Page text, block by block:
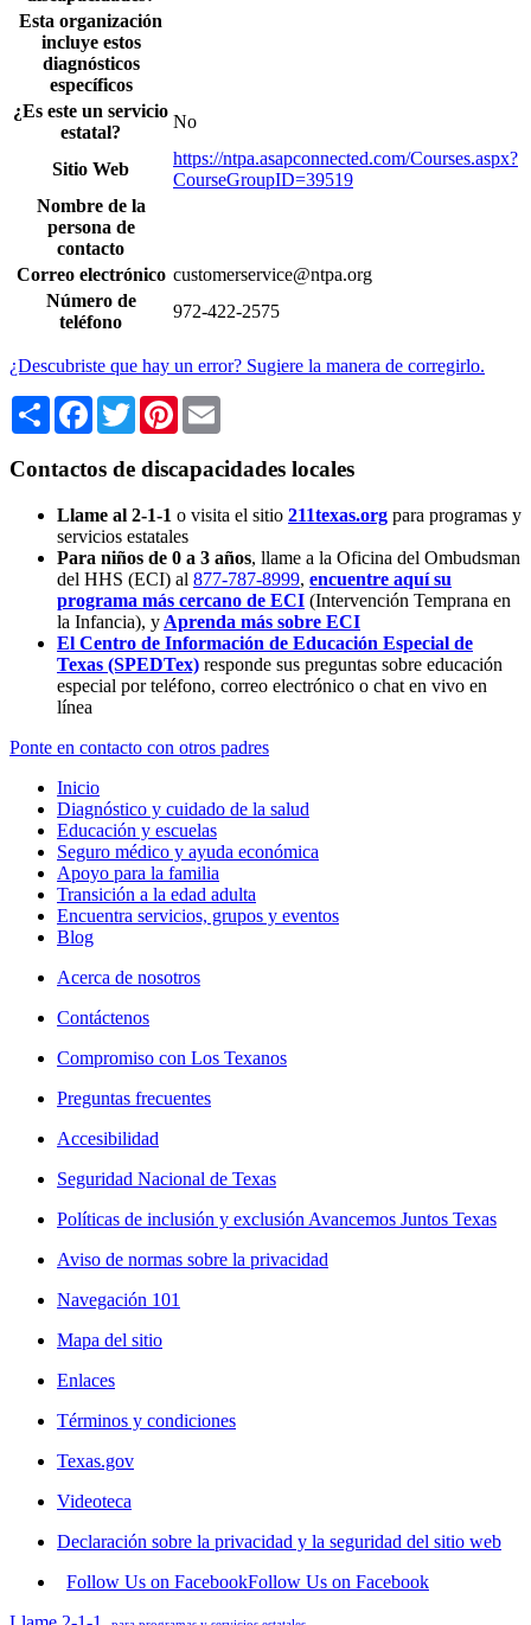
Esta organización
incluye estos
diagnósticos
específicos
¿Es este un servicio
estatal?
No
Sitio Web
https://ntpa.asapconnected.com/Courses.aspx?
CourseGroupID=39519
Nombre de la
persona de
contacto
Correo electrónico customerservice@ntpa.org
Número de
teléfono
972-422-2575
¿Descubriste que hay un error? Sugiere la manera de corregirlo.
Share Facebook
TwitterPinterest
Contactos de discapacidades locales
Llame al 2-1-1 o visita el sitio 211texas.org para programas y
servicios estatales
Para niños de 0 a 3 años, llame a la Oficina del Ombudsman
del HHS (ECI) al 877-787-8999, encuentre aquí su
programa más cercano de ECI (Intervención Temprana en
la Infancia), y Aprenda más sobre ECI
El Centro de Información de Educación Especial de
Texas (SPEDTex) responde sus preguntas sobre educación
especial por teléfono, correo electrónico o chat en vivo en
línea
Ponte en contacto con otros padres
Inicio
Diagnóstico y cuidado de la salud
Educación y escuelas
Seguro médico y ayuda económica
Apoyo para la familia
Transición a la edad adulta
Encuentra servicios, grupos y eventos
Blog
Acerca de nosotros
Contáctenos
Compromiso con Los Texanos
Preguntas frecuentes
Accesibilidad
Seguridad Nacional de Texas
Políticas de inclusión y exclusión Avancemos Juntos Texas
Aviso de normas sobre la privacidad
Navegación 101
Mapa del sitio
Enlaces
Términos y condiciones
Texas.gov
Videoteca
Declaración sobre la privacidad y la seguridad del sitio web
Follow Us on FacebookFollow Us on Facebook